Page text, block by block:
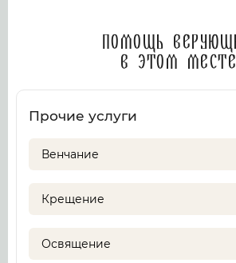
Помощь
в этом месте
Прочие услуги
Венчание
Крещение
Освящение